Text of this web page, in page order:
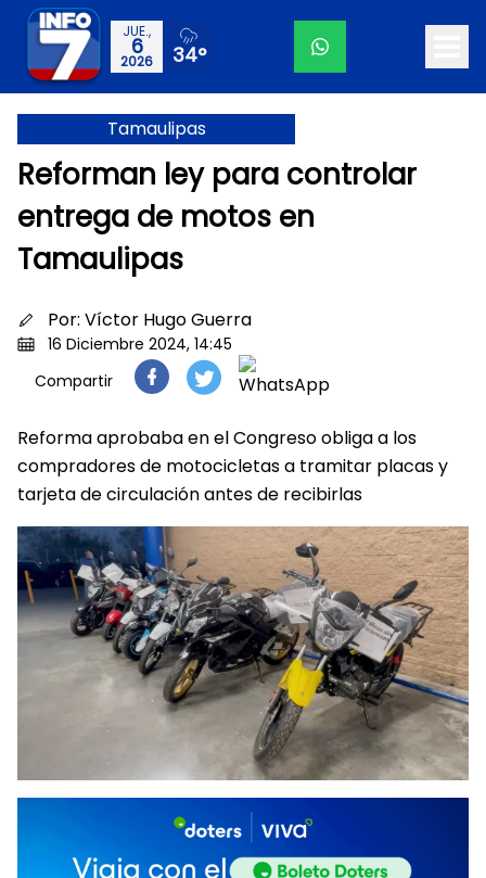
JUE.,
6
2026 34°
Tamaulipas
Reforman ley para controlar
entrega de motos en
Tamaulipas
Por: Víctor Hugo Guerra
16 Diciembre 2024, 14:45
Compartir
Reforma aprobaba en el Congreso obliga a los
compradores de motocicletas a tramitar placas y
tarjeta de circulación antes de recibirlas